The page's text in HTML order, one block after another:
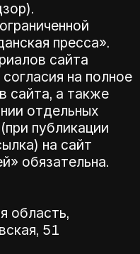
пресса».
сайта
на полное
сайта, а также
отдельных
публикации
на сайт
обязательна.
область,
51